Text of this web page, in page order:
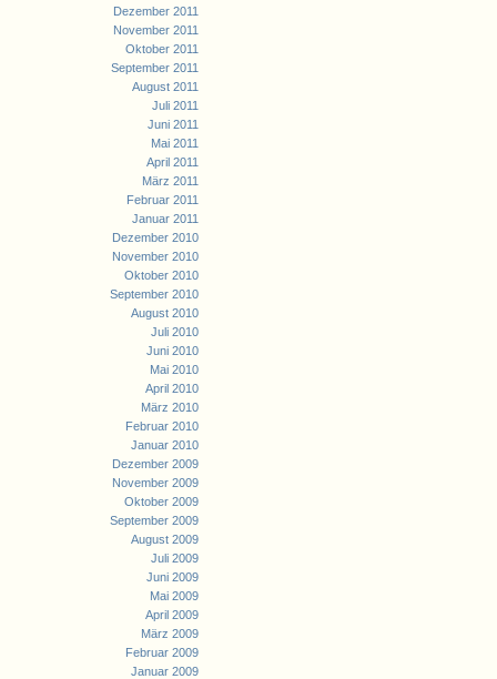
Dezember 2011
November 2011
Oktober 2011
September 2011
August 2011
Juli 2011
Juni 2011
Mai 2011
April 2011
März 2011
Februar 2011
Januar 2011
Dezember 2010
November 2010
Oktober 2010
September 2010
August 2010
Juli 2010
Juni 2010
Mai 2010
April 2010
März 2010
Februar 2010
Januar 2010
Dezember 2009
November 2009
Oktober 2009
September 2009
August 2009
Juli 2009
Juni 2009
Mai 2009
April 2009
März 2009
Februar 2009
Januar 2009